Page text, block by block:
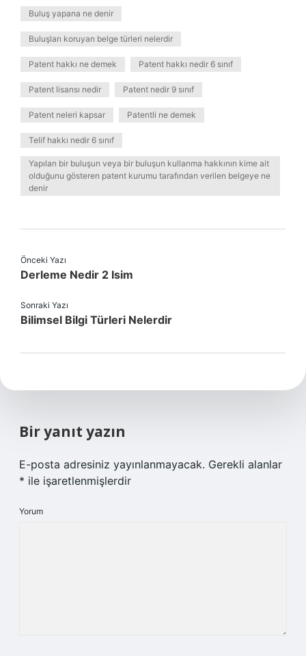
Buluş yapana ne denir
Buluşları koruyan belge türleri nelerdir
Patent hakkı ne demek Patent hakkı nedir 6 sınıf
Patent lisansı nedir Patent nedir 9 sınıf
Patent neleri kapsar Patentli ne demek
Telif hakkı nedir 6 sınıf
Yapılan bir buluşun veya bir buluşun kullanma hakkının kime ait
olduğunu gösteren patent kurumu tarafından verilen belgeye ne
denir
Önceki Yazı
Derleme Nedir 2 Isim
Sonraki Yazı
Bilimsel Bilgi Türleri Nelerdir
Bir yanıt yazın
E-posta adresiniz yayınlanmayacak. Gerekli alanlar
* ile işaretlenmişlerdir
Yorum